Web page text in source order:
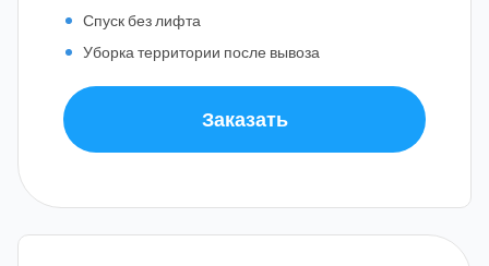
Спуск без лифта
Уборка территории после вывоза
Заказать